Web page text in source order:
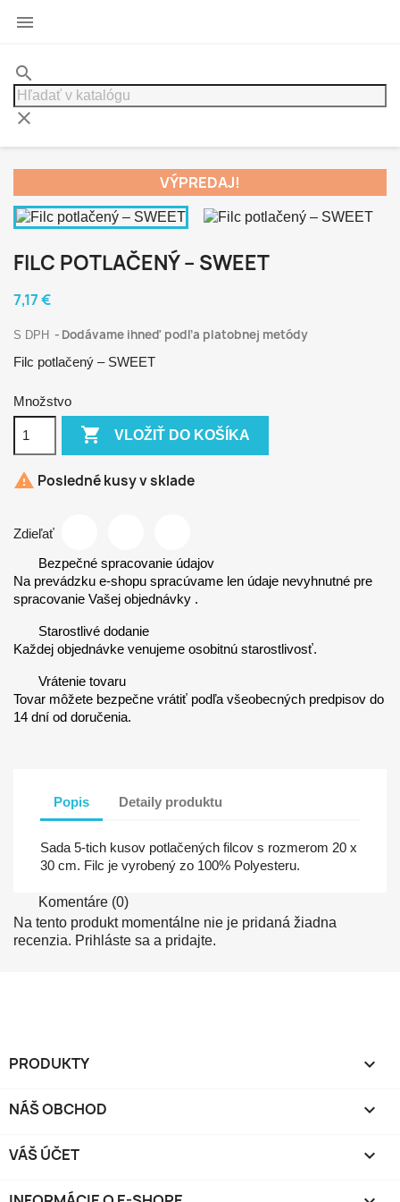

search
clear
VÝPREDAJ!
FILC POTLAČENÝ – SWEET
7,17 €
S DPH Dodávame ihneď podľa platobnej metódy
Filc potlačený – SWEET
Množstvo
 VLOŽIŤ DO KOŠÍKA
 Posledné kusy v sklade
Zdieľať
Bezpečné spracovanie údajov
Na prevádzku e-shopu spracúvame len údaje nevyhnutné pre
spracovanie Vašej objednávky .
Starostlivé dodanie
Každej objednávke venujeme osobitnú starostlivosť.
Vrátenie tovaru
Tovar môžete bezpečne vrátiť podľa všeobecných predpisov do
14 dní od doručenia.
Popis Detaily produktu
Sada 5-tich kusov potlačených filcov s rozmerom 20 x
30 cm. Filc je vyrobený zo 100% Polyesteru.
Komentáre (0)
Na tento produkt momentálne nie je pridaná žiadna
recenzia. Prihláste sa a pridajte.
PRODUKTY 
NÁŠ OBCHOD 
VÁŠ ÚČET 